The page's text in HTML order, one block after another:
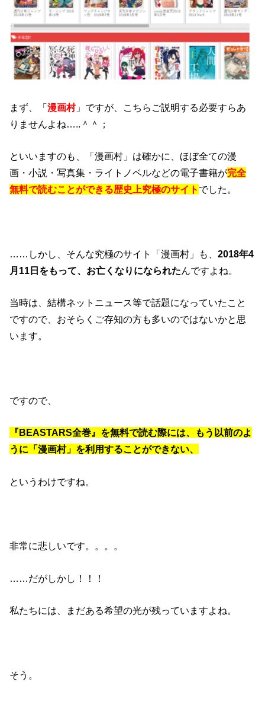
まず、「漫画村」ですが、こちらご説明する必要すらあ
りませんよね…..＾＾；
といいますのも、「漫画村」は確かに、ほぼ全ての漫
画・小説・写真集・ライトノベルなどの電子書籍が完全
無料で読むことができる歴史上究極のサイト でした。
……しかし、そんな究極のサイト「漫画村」も、2018年4
月11日をもって、お亡くなりになられたんですよね。
当時は、結構ネットニュース等で話題になっていたこと
ですので、おそらくご存知の方も多いのではないかと思
います。
ですので、
『BEASTARS全巻』を無料で読む際には、もう以前のよ
うに「漫画村」を利用することができない、
というわけですね。
非常に悲しいです。。。。
……だがしかし！！！
私たちには、まだある希望の光が残っていますよね。
そう。